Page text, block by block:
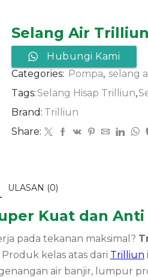
Selang Air
Hubungi Kami
Categories: Pompa, selang
Tags:Selang Hisap Trilliun,
Brand: Trilliun
Share:
ULASAN (0)
Kuat dan Anti
pada tekanan maksimal?
kelas atas dari Trilliun
air banjir, lumpur